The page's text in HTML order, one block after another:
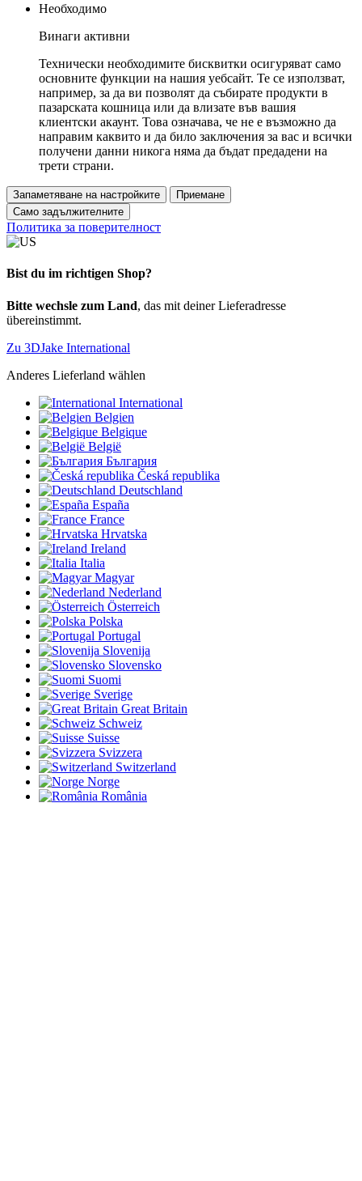
Необходимо
Винаги активни
Технически необходимите бисквитки осигуряват само
основните функции на нашия уебсайт. Те се използват,
например, за да ви позволят да събирате продукти в
пазарската кошница или да влизате във вашия
клиентски акаунт. Това означава, че не е възможно да
направим каквито и да било заключения за вас и всички
получени данни никога няма да бъдат предадени на
трети страни.
Запаметяване на настройките
Приемане
Само задължителните
Политика за поверителност
Bist du im richtigen Shop?
Bitte wechsle zum Land, das mit deiner Lieferadresse
übereinstimmt.
Zu 3DJake International
Anderes Lieferland wählen
International
Belgien
Belgique
België
България
Česká republika
Deutschland
España
France
Hrvatska
Ireland
Italia
Magyar
Nederland
Österreich
Polska
Portugal
Slovenija
Slovensko
Suomi
Sverige
Great Britain
Schweiz
Suisse
Svizzera
Switzerland
Norge
România